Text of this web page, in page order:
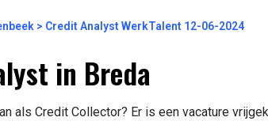
Credit Analyst WerkTalent 12-06-2024
in Breda
als Credit Collector? Er is een vacature